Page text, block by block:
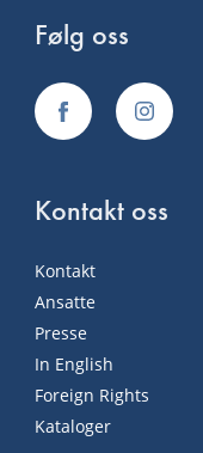
Følg oss
Kontakt oss
Kontakt
Ansatte
Presse
In English
Foreign Rights
Kataloger